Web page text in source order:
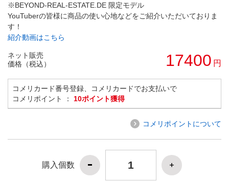
※BEYOND-REAL-ESTATE.DE 限定モデル
YouTuberの皆様に商品の使い心地などをご紹介いただいておりま
す！
紹介動画はこちら
ネット販売
価格（税込）
17400 円
コメリカード番号登録、コメリカードでお支払いで
コメリポイント ： 10ポイント獲得
コメリポイントについて
購入個数